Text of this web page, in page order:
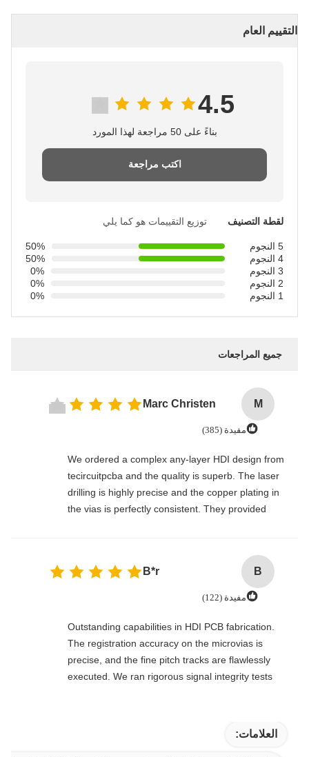
التقييم العام
4.5
بناءً على 50 مراجعة لهذا المورد
اكتب مراجعة
لقطة التصنيف توزيع التقييمات هو كما يلي
5 النجوم
50%
4 النجوم
50%
0%
0%
0%
جميع المراجعات
M
Marc Christen
مفيدة (385)
We ordered a complex any-layer HDI design from
tecircuitpcba and the quality is superb. The laser
drilling is highly precise and the copper plating in
the vias is perfectly consistent. They provided
B
B*r
مفيدة (122)
Outstanding capabilities in HDI PCB fabrication.
The registration accuracy on the microvias is
precise, and the fine pitch tracks are flawlessly
executed. We ran rigorous signal integrity tests
العلامات: